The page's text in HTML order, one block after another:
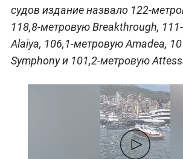
судов издание назвало 122-
118,8-метровую Breakthrough,
Alaiya, 106,1-метровую Amadea,
Symphony и 101,2-метровую